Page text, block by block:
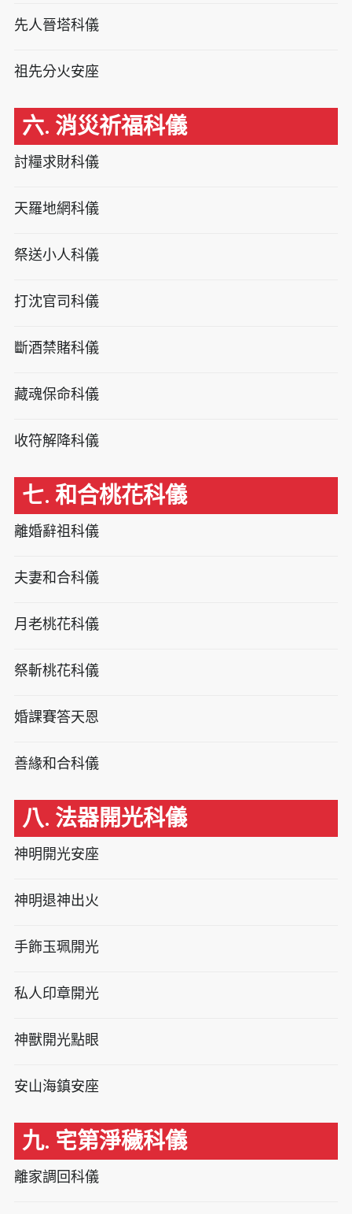
先人晉塔科儀
祖先分火安座
六. 消災祈福科儀
討糧求財科儀
天羅地網科儀
祭送小人科儀
打沈官司科儀
斷酒禁賭科儀
藏魂保命科儀
收符解降科儀
七. 和合桃花科儀
離婚辭祖科儀
夫妻和合科儀
月老桃花科儀
祭斬桃花科儀
婚課賽答天恩
善緣和合科儀
八. 法器開光科儀
神明開光安座
神明退神出火
手飾玉珮開光
私人印章開光
神獸開光點眼
安山海鎮安座
九. 宅第淨穢科儀
離家調回科儀